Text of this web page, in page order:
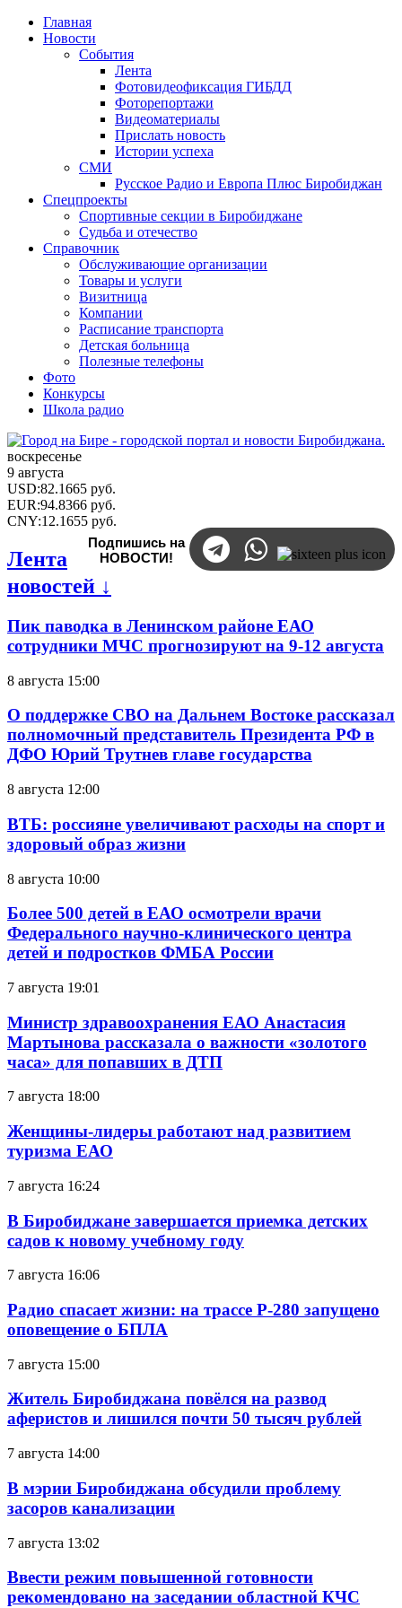
Главная
Новости
События
Лента
Фотовидеофиксация ГИБДД
Фоторепортажи
Видеоматериалы
Прислать новость
Истории успеха
СМИ
Русское Радио и Европа Плюс Биробиджан
Спецпроекты
Спортивные секции в Биробиджане
Судьба и отечество
Справочник
Обслуживающие организации
Товары и услуги
Визитница
Компании
Расписание транспорта
Детская больница
Полезные телефоны
Фото
Конкурсы
Школа радио
воскресенье
9 августа
USD:82.1665 руб.
EUR:94.8366 руб.
CNY:12.1655 руб.
Подпишись на
НОВОСТИ!
Лента
новостей ↓
Пик паводка в Ленинском районе ЕАО
сотрудники МЧС прогнозируют на 9-12 августа
8 августа 15:00
О поддержке СВО на Дальнем Востоке рассказал
полномочный представитель Президента РФ в
ДФО Юрий Трутнев главе государства
8 августа 12:00
ВТБ: россияне увеличивают расходы на спорт и
здоровый образ жизни
8 августа 10:00
Более 500 детей в ЕАО осмотрели врачи
Федерального научно-клинического центра
детей и подростков ФМБА России
7 августа 19:01
Министр здравоохранения ЕАО Анастасия
Мартынова рассказала о важности «золотого
часа» для попавших в ДТП
7 августа 18:00
Женщины-лидеры работают над развитием
туризма ЕАО
7 августа 16:24
В Биробиджане завершается приемка детских
садов к новому учебному году
7 августа 16:06
Радио спасает жизни: на трассе Р-280 запущено
оповещение о БПЛА
7 августа 15:00
Житель Биробиджана повёлся на развод
аферистов и лишился почти 50 тысяч рублей
7 августа 14:00
В мэрии Биробиджана обсудили проблему
засоров канализации
7 августа 13:02
Ввести режим повышенной готовности
рекомендовано на заседании областной КЧС